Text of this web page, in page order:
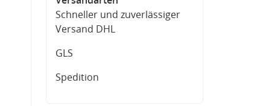
Schneller und zuverlässiger
Versand DHL
GLS
Spedition